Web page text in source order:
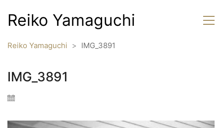
Reiko Yamaguchi
Reiko Yamaguchi > IMG_3891
IMG_3891